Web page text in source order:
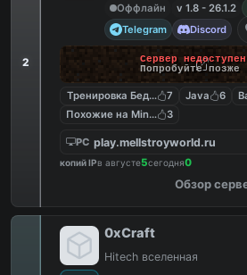
2
Оффлайн
v 1.8 - 26.1.2
Telegram
Discord
Сервер недоступен
Попробуйте позже
Тренировка Бед Варс
7 Java 6
Похожие на MineShield
3
PC play.mellstroyworld.ru
копий IPв августе5сегодня0
Обзор
0xCraft
Hitech вселенная